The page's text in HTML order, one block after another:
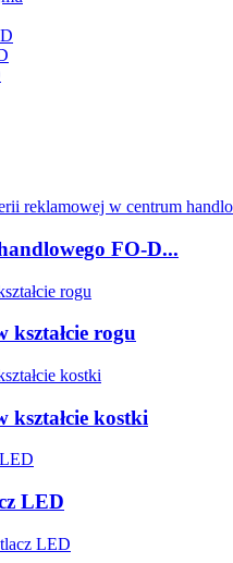
FO-D...
kształcie rogu
kształcie kostki
LED